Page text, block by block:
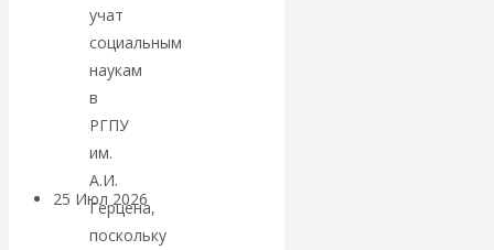
Может ли
Америка
покинуть НАТО?
25 Июл 2026
учат
социальным
наукам
в
РГПУ
им.
А.И.
Герцена,
поскольку